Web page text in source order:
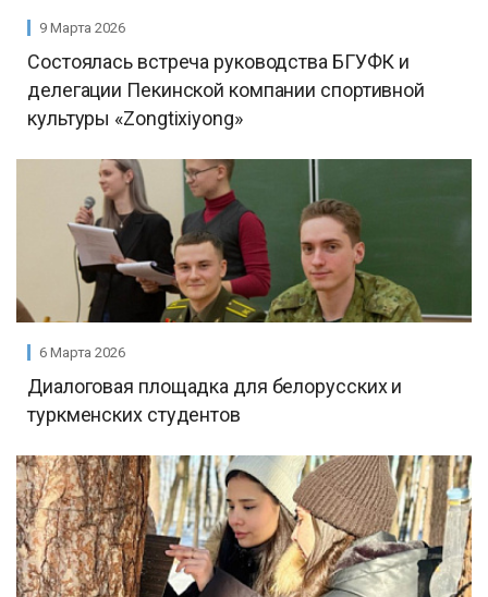
9 Марта 2026
Состоялась встреча руководства БГУФК и
делегации Пекинской компании спортивной
культуры «Zongtixiyong»
6 Марта 2026
Диалоговая площадка для белорусских и
туркменских студентов